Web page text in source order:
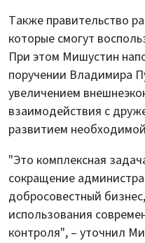
Также правительство
которые смогут
При этом Мишустин
поручении Владимира
увеличением
взаимодействия с
развитием
"Это комплексная
сокращение
добросовестный
использования
контроля", – уточнил